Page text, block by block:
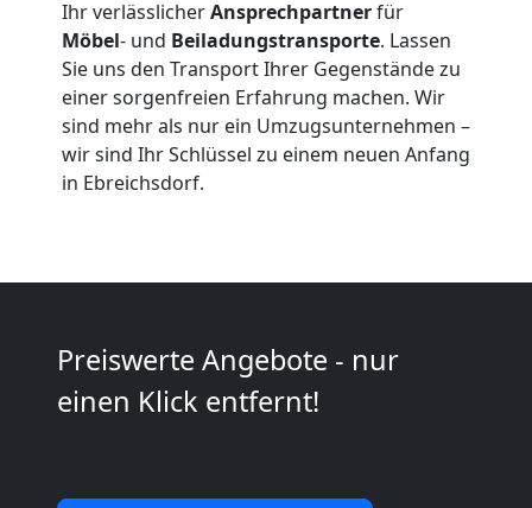
Ihr verlässlicherAnsprechpartnerfür
Möbel- und Beiladungstransporte. Lassen
Sie uns den Transport Ihrer Gegenstände zu
einer sorgenfreien Erfahrung machen. Wir
sind mehr als nur ein Umzugsunternehmen –
wir sind Ihr Schlüssel zu einem neuen Anfang
in Ebreichsdorf.
Preiswerte Angebote - nur
einen Klick entfernt!
Neustadt
Fernumzug
Wiener
Firmenumzug
Wiener